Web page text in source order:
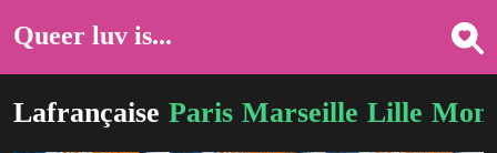
Queer luv is...
Lafrançaise Paris Marseille Lille